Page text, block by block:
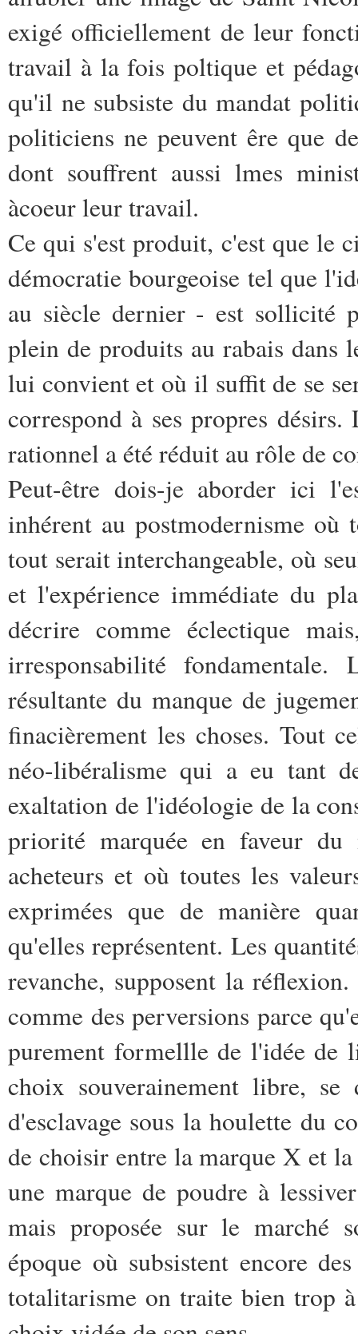
exigé officiellement de leur
travail à la fois poltique et
qu'il ne subsiste du mandat
politiciens ne peuvent êre que
dont souffrent aussi lmes
àcoeur leur travail.
Ce qui s'est produit, c'est que le
démocratie bourgeoise tel que
au siècle dernier - est sollicité
plein de produits au rabais dans
lui convient et où il suffit de se
correspond à ses propres
rationnel a été réduit au rôle de
Peut-être dois-je aborder ici
inhérent au postmodernisme
tout serait interchangeable, où
et l'expérience immédiate du
décrire comme éclectique
irresponsabilité
résultante du manque de
finacièrement les choses. Tout
néo-libéralisme qui a eu tant
exaltation de l'idéologie de la
priorité marquée en faveur du
acheteurs et où toutes les
exprimées que de manière
qu'elles représentent. Les
revanche, supposent la
comme des perversions parce
purement formellle de l'idée
choix souverainement libre,
d'esclavage sous la houlette du
de choisir entre la marque X et
une marque de poudre à
mais proposée sur le marché
époque où subsistent encore
totalitarisme on traite bien trop